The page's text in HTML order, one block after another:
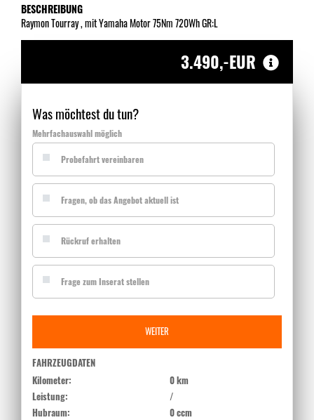
BESCHREIBUNG
Raymon Tourray , mit Yamaha Motor 75Nm 720Wh GR:L
3.490,-EUR
Was möchtest du tun?
Mehrfachauswahl möglich
Probefahrt vereinbaren
Fragen, ob das Angebot aktuell ist
Rückruf erhalten
Frage zum Inserat stellen
WEITER
FAHRZEUGDATEN
Kilometer:
0 km
Leistung:
/
Hubraum:
0 ccm